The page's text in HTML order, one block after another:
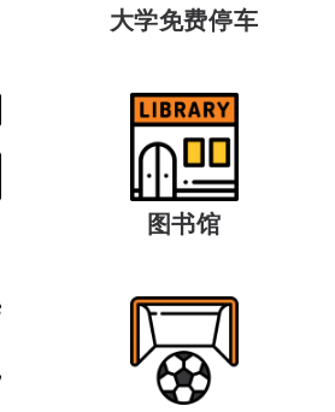
大学免费停车
图书馆